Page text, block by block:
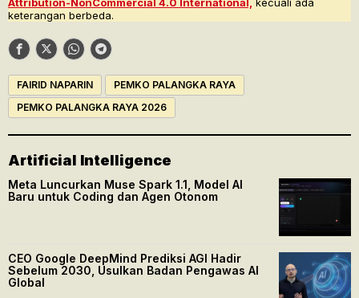
Attribution-NonCommercial 4.0 International, kecuali ada
keterangan berbeda.
FAIRID NAPARIN
PEMKO PALANGKA RAYA
PEMKO PALANGKA RAYA 2026
Artificial Intelligence
Meta Luncurkan Muse Spark 1.1, Model AI
Baru untuk Coding dan Agen Otonom
CEO Google DeepMind Prediksi AGI Hadir
Sebelum 2030, Usulkan Badan Pengawas AI
Global